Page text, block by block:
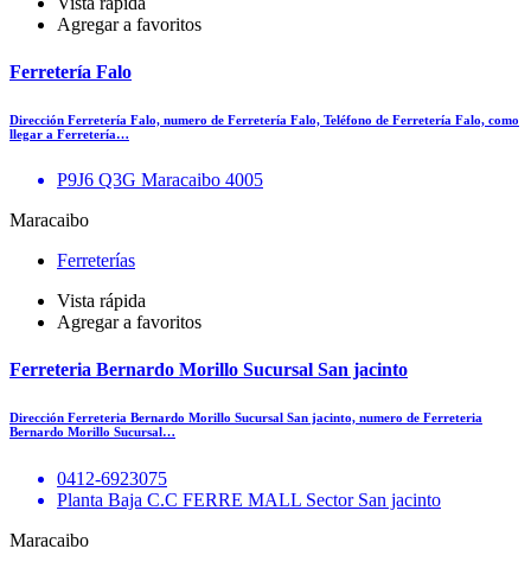
Agregar a favoritos
Ferretería Falo
Dirección Ferretería Falo, numero de Ferretería Falo, Teléfono de Ferretería Falo, como
llegar a Ferretería…
P9J6 Q3G Maracaibo 4005
Maracaibo
Ferreterías
Vista rápida
Agregar a favoritos
Ferreteria Bernardo Morillo Sucursal San jacinto
Dirección Ferreteria Bernardo Morillo Sucursal San jacinto, numero de Ferreteria
Bernardo Morillo Sucursal…
0412-6923075
Planta Baja C.C FERRE MALL Sector San jacinto
Maracaibo